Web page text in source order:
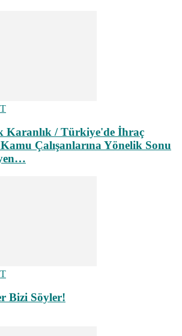
Karanlık / Türkiye'de İhraç
Çalışanlarına Yönelik Sonu
Bizi Söyler!